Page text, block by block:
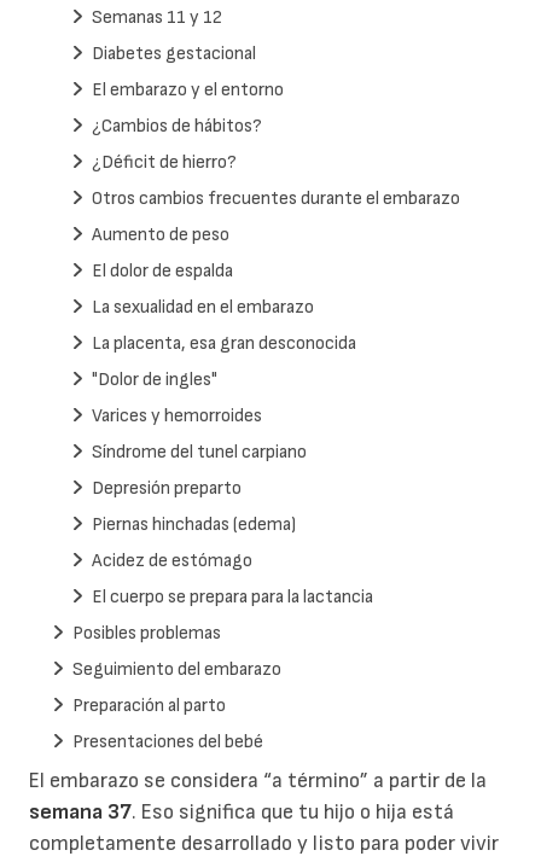
El embarazo se considera “a término” a partir de la
semana 37. Eso significa que tu hijo o hija está
completamente desarrollado y listo para poder vivir
Semanas 11 y 12
Diabetes gestacional
El embarazo y el entorno
¿Cambios de hábitos?
¿Déficit de hierro?
Otros cambios frecuentes durante el embarazo
Aumento de peso
El dolor de espalda
La sexualidad en el embarazo
La placenta, esa gran desconocida
"Dolor de ingles"
Varices y hemorroides
Síndrome del tunel carpiano
Depresión preparto
Piernas hinchadas (edema)
Acidez de estómago
El cuerpo se prepara para la lactancia
Posibles problemas
Seguimiento del embarazo
Preparación al parto
Presentaciones del bebé